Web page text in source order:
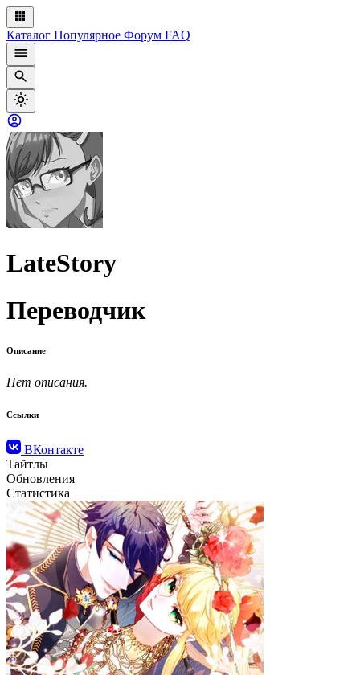
Каталог Популярное Форум FAQ
LateStory
Переводчик
Описание
Нет описания.
Ссылки
ВКонтакте
Тайтлы
Обновления
Статистика